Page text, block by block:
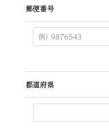
郵便番号
都道府県